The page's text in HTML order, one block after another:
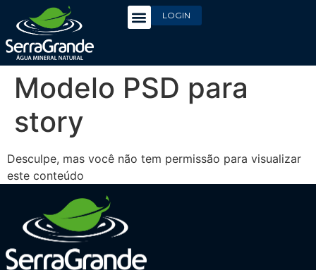
LOGIN
Modelo PSD para
story
Desculpe, mas você não tem permissão para visualizar
este conteúdo